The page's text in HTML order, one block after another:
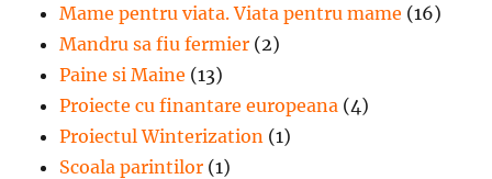
Mame pentru viata. Viata pentru mame (16)
Mandru sa fiu fermier (2)
Paine si Maine (13)
Proiecte cu finantare europeana (4)
Proiectul Winterization (1)
Scoala parintilor (1)